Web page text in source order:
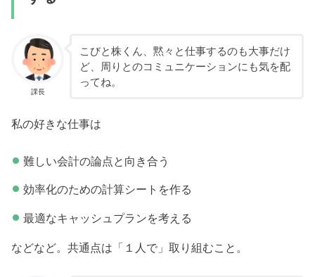
課長
こびと株くん、黙々と仕事するのも大事だけ
ど、周りとのコミュニケーションにも気を配
ってね。
私の好きな仕事は
難しい会計の論点と向き合う
効率化のための計算シートを作る
最適なキャッシュプランを考える
などなど。共通点は「１人で」取り組むこと。